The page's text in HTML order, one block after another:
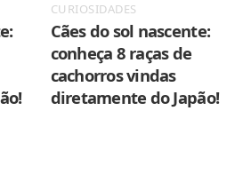
CURIOSIDADES
Cães do sol nascente:
conheça 8 raças de
cachorros vindas
diretamente do Japão!